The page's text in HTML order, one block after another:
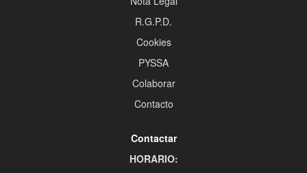
R.G.P.D.
Cookies
PYSSA
Colaborar
Contacto
Contactar
HORARIO: